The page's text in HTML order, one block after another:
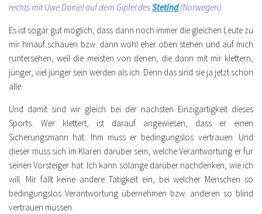
rechts mit Uwe Daniel auf dem Gipfel des Stetind(Norwegen).
Es ist sogar gut möglich, dass dann noch immer die gleichen Leute zu
mir hinauf schauen bzw. dann wohl eher oben stehen und auf mich
runtersehen, weil die meisten von denen, die dann mit mir klettern,
jünger, viel jünger sein werden als ich. Denn das sind sie ja jetzt schon
alle.
Und damit sind wir gleich bei der nächsten Einzigartigkeit dieses
Sports. Wer klettert, ist darauf angewiesen, dass er einen
Sicherungsmann hat. Ihm muss er bedingungslos vertrauen. Und
dieser muss sich im Klaren darüber sein, welche Verantwortung er für
seinen Vorsteiger hat. Ich kann solange darüber nachdenken, wie ich
will. Mir fällt keine andere Tätigkeit ein, bei welcher Menschen so
bedingungslos Verantwortung übernehmen bzw. anderen so blind
vertrauen müssen.